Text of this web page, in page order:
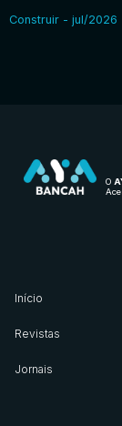
Construir - jul/2026
O
Início
Revistas
Jornais